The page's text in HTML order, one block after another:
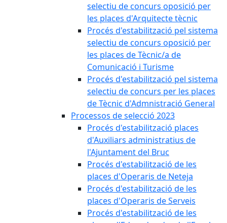
selectiu de concurs oposició per
les places d'Arquitecte tècnic
Procés d'estabilització pel sistema
selectiu de concurs oposició per
les places de Tècnic/a de
Comunicació i Turisme
Procés d'estabilització pel sistema
selectiu de concurs per les places
de Tècnic d'Admnistració General
Processos de selecció 2023
Procés d'estabilització places
d'Auxiliars administratius de
l'Ajuntament del Bruc
Procés d'estabilització de les
places d'Operaris de Neteja
Procés d'estabilització de les
places d'Operaris de Serveis
Procés d'estabilització de les